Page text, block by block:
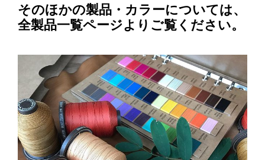
そのほかの製品・カラーについては、
全製品一覧ページよりご覧ください。